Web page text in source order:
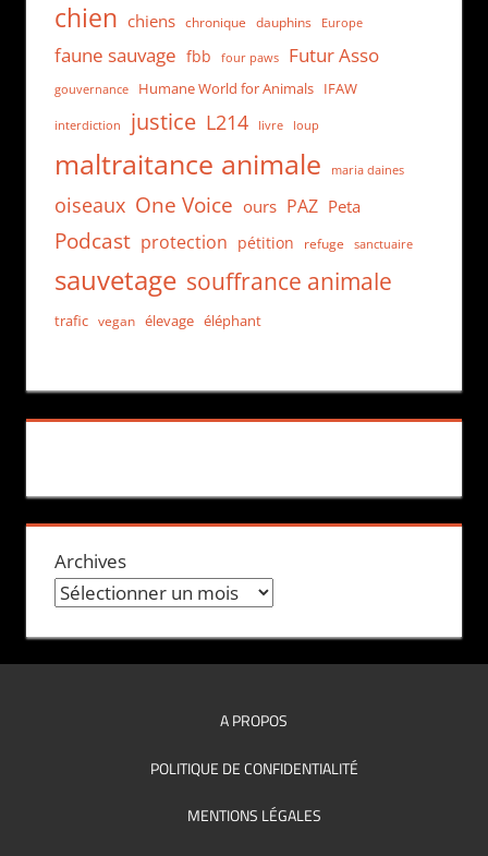
chien chiens chronique dauphins Europe
faune sauvage fbb four paws Futur Asso
gouvernance Humane World for Animals IFAW
interdiction justice L214 livre loup
maltraitance animale maria daines
oiseaux One Voice ours PAZ Peta
Podcast protection pétition refuge sanctuaire
sauvetage souffrance animale
trafic vegan élevage éléphant
Archives
A PROPOS
POLITIQUE DE CONFIDENTIALITÉ
MENTIONS LÉGALES